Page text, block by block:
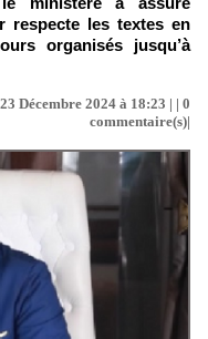
respecte les textes en
organisés jusqu’à
Décembre 2024 à 18:23 | | 0
commentaire(s)|